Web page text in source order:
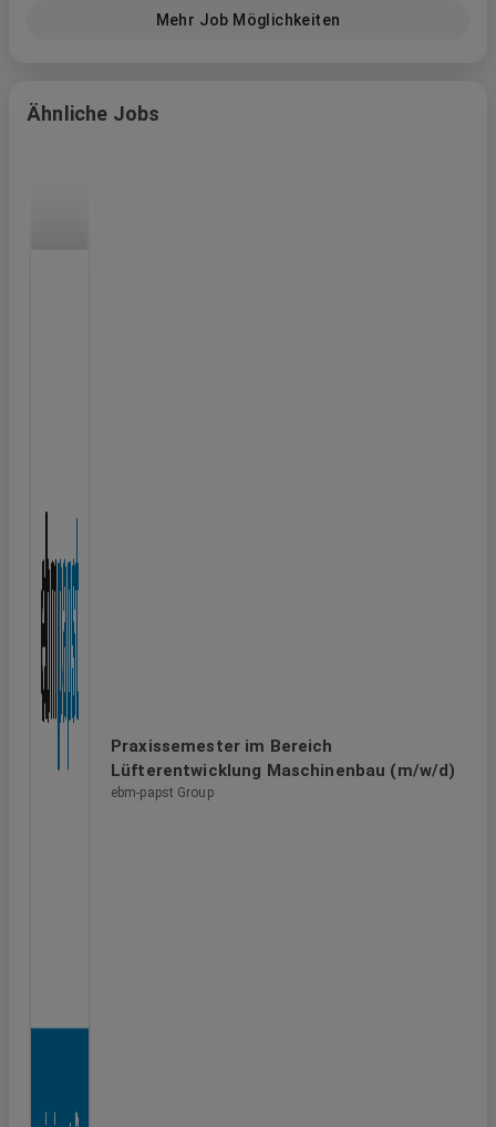
Mehr Job Möglichkeiten
Ähnliche Jobs
Praxissemester im Bereich
Lüfterentwicklung Maschinenbau (m/w/d)
ebm-papst Group